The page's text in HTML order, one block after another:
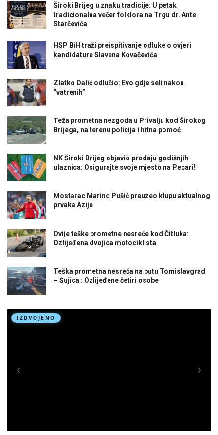
Široki Brijeg u znaku tradicije: U petak
tradicionalna večer folklora na Trgu dr. Ante
Starčevića
HSP BiH traži preispitivanje odluke o ovjeri
kandidature Slavena Kovačevića
Zlatko Dalić odlučio: Evo gdje seli nakon
“vatrenih”
Teža prometna nezgoda u Privalju kod Širokog
Brijega, na terenu policija i hitna pomoć
NK Široki Brijeg objavio prodaju godišnjih
ulaznica: Osigurajte svoje mjesto na Pecari!
Mostarac Marino Pušić preuzeo klupu aktualnog
prvaka Azije
Dvije teške prometne nesreće kod Čitluka:
Ozlijeđena dvojica motociklista
Teška prometna nesreća na putu Tomislavgrad
– Šujica : Ozlijeđene četiri osobe